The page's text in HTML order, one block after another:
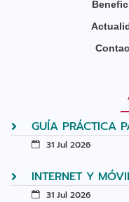
GUÍA PRÁCTICA
31 Jul 2026
INTERNET Y
31 Jul 2026